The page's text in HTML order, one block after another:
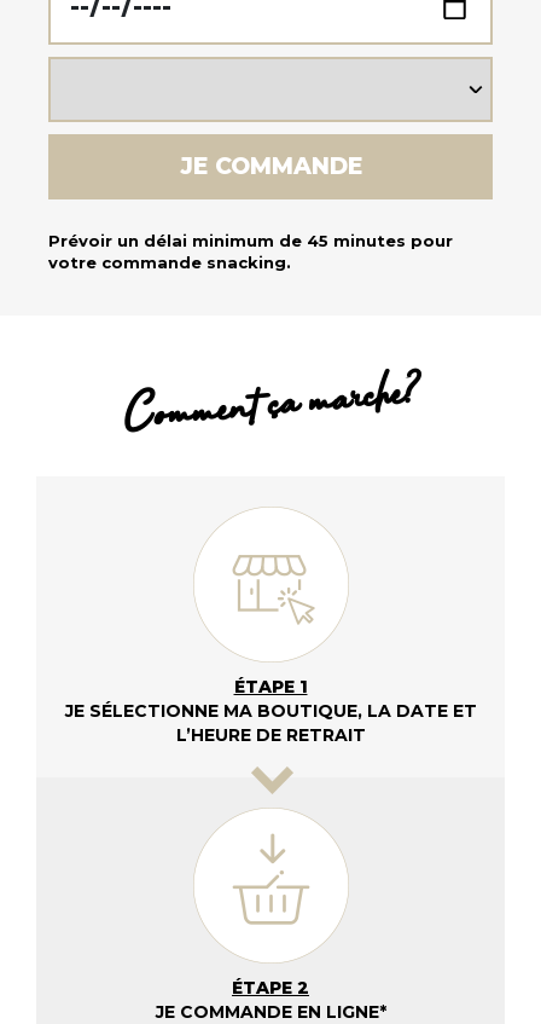
Prévoir un délai minimum de 45 minutes pour
votre commande snacking.
Comment ça marche?
ÉTAPE 1
JE SÉLECTIONNE MA BOUTIQUE, LA DATE ET
L’HEURE DE RETRAIT
ÉTAPE 2
JE COMMANDE EN LIGNE*